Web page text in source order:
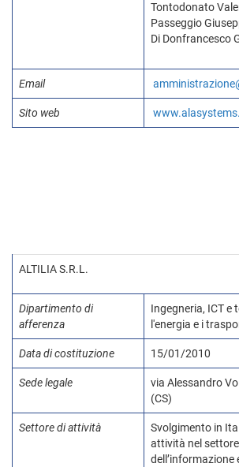
Tontodonato
Passeggio
Di Donfrancesco
Email
Sito web
ALTILIA S.R.L.
Dipartimento di
afferenza
Ingegneria, ICT e
l'energia e i
Data di costituzione 15/01/2010
Sede legale
via Alessandro
(CS)
Settore di attività
Svolgimento in
attività nel
dell’informazione